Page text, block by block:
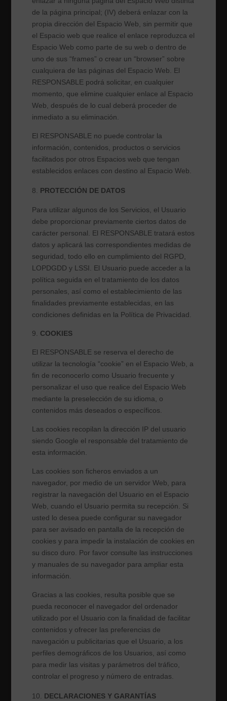
de la página principal; (IV) deberá enlazar con la
propia dirección del Espacio Web, sin permitir que
el Espacio web que realice el enlace reproduzca el
Espacio Web como parte de su web o dentro de
uno de sus “frames” o crear un “browser” sobre
cualquiera de las páginas del Espacio Web. El
RESPONSABLE podrá solicitar, en cualquier
momento, que elimine cualquier enlace al Espacio
Web, después de lo cual deberá proceder de
inmediato a su eliminación.
El RESPONSABLEno puede controlar la
información, contenidos, productos o servicios
facilitados por otros Espacios web que tengan
establecidos enlaces con destino al Espacio Web.
PROTECCIÓN DE DATOS
Para utilizar algunos de los Servicios, el Usuario
debe proporcionar previamente ciertos datos de
carácter personal. El RESPONSABLE tratará estos
datos y aplicará las correspondientes medidas de
seguridad, todo ello en cumplimiento del RGPD,
LOPDGDD y LSSI. El Usuario puede acceder a la
política seguida en el tratamiento de los datos
personales, así como el establecimiento de las
finalidades previamente establecidas, en las
condiciones definidas en la Política de Privacidad.
9. COOKIES
El RESPONSABLEse reserva el derecho de
utilizar la tecnología “cookie” en el Espacio Web, a
fin de reconocerlo como Usuario frecuente y
personalizar el uso que realice del Espacio Web
mediante la preselección de su idioma, o
contenidos más deseados o específicos.
Las cookies recopilan la dirección IP del usuario
siendo Google el responsable del tratamiento de
esta información.
Las cookies son ficheros enviados a un
navegador, por medio de un servidor Web, para
registrar la navegación del Usuario en el Espacio
Web, cuando el Usuario permita su recepción. Si
usted lo desea puede configurar su navegador
para ser avisado en pantalla de la recepción de
cookies y para impedir la instalación de cookies en
su disco duro. Por favor consulte las instrucciones
y manuales de su navegador para ampliar esta
información.
Gracias a las cookies, resulta posible que se
pueda reconocer el navegador del ordenador
utilizado por el Usuario con la finalidad de facilitar
contenidos y ofrecer las preferencias de
navegación u publicitarias que el Usuario, a los
perfiles demográficos de los Usuarios, así como
para medir las visitas y parámetros del tráfico,
controlar el progreso y número de entradas.
DECLARACIONES Y GARANTÍAS